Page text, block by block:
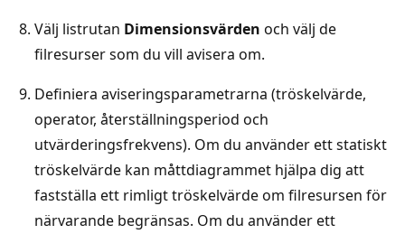
Välj listrutan Dimensionsvärden och välj de
filresurser som du vill avisera om.
Definiera aviseringsparametrarna (tröskelvärde,
operator, återställningsperiod och
utvärderingsfrekvens). Om du använder ett statiskt
tröskelvärde kan måttdiagrammet hjälpa dig att
fastställa ett rimligt tröskelvärde om filresursen för
närvarande begränsas. Om du använder ett